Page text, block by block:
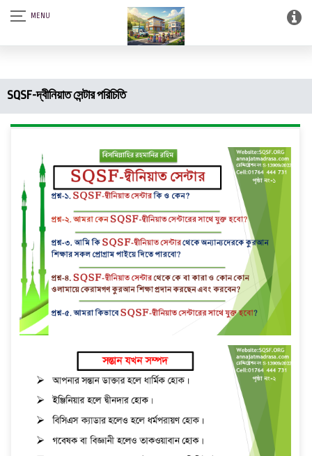
আস-সালামু আলাইকুম। SQSF-কাউন্সেলিং সেন্টার এন্ড স্মার্ট লাইব্রেরী (আত্নশুদ্ধির
সফটওয়্যার)।
SQSF-দ্বীনিয়াত সেন্টার পরিচিতি